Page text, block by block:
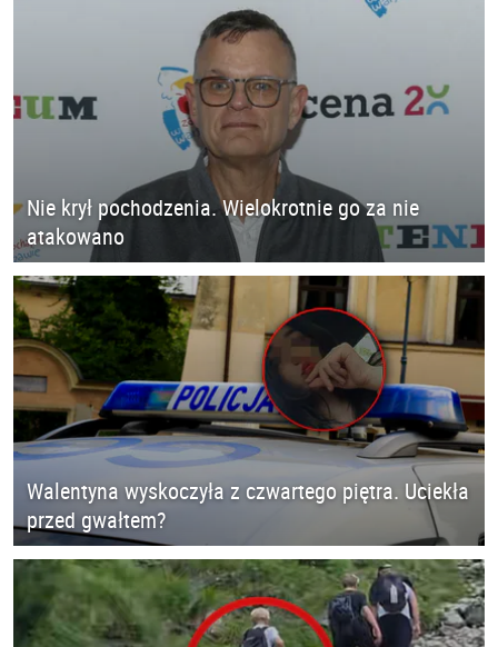
Nie krył pochodzenia. Wielokrotnie go za nie
atakowano
Walentyna wyskoczyła z czwartego piętra. Uciekła
przed gwałtem?